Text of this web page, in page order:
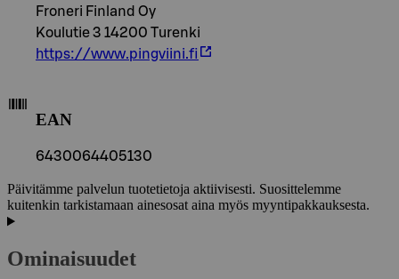
Froneri Finland Oy
Koulutie 3 14200 Turenki
https://www.pingviini.fi
EAN
6430064405130
Päivitämme palvelun tuotetietoja aktiivisesti. Suosittelemme
kuitenkin tarkistamaan ainesosat aina myös myyntipakkauksesta.
Ominaisuudet